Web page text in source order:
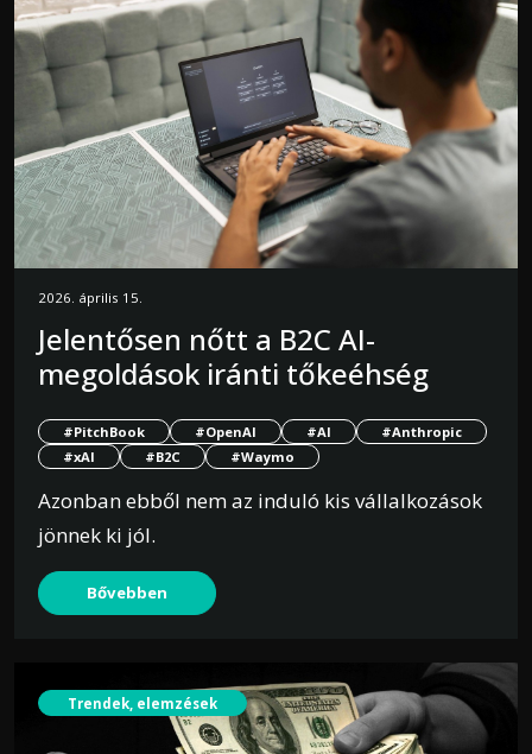
2026. április 15.
Jelentősen nőtt a B2C AI-
megoldások iránti tőkeéhség
#PitchBook #OpenAI #AI
#Anthropic
#xAI
#B2C #Waymo
Azonban ebből nem az induló kis vállalkozások
jönnek ki jól.
Bővebben
Trendek, elemzések